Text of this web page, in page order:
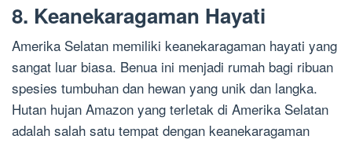
8. Keanekaragaman Hayati
Amerika Selatan memiliki keanekaragaman hayati yang
sangat luar biasa. Benua ini menjadi rumah bagi ribuan
spesies tumbuhan dan hewan yang unik dan langka.
Hutan hujan Amazon yang terletak di Amerika Selatan
adalah salah satu tempat dengan keanekaragaman